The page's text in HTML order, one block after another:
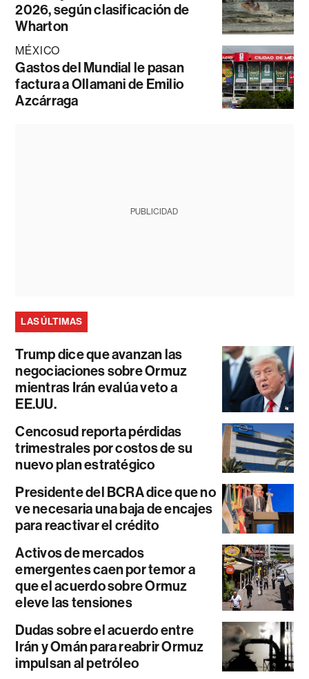
2026, según clasificación de
Wharton
MÉXICO
Gastos del Mundial le pasan
factura a Ollamani de Emilio
Azcárraga
PUBLICIDAD
LAS ÚLTIMAS
Trump dice que avanzan las
negociaciones sobre Ormuz
mientras Irán evalúa veto a
EE.UU.
Cencosud reporta pérdidas
trimestrales por costos de su
nuevo plan estratégico
Presidente del BCRA dice que no
ve necesaria una baja de encajes
para reactivar el crédito
Activos de mercados
emergentes caen por temor a
que el acuerdo sobre Ormuz
eleve las tensiones
Dudas sobre el acuerdo entre
Irán y Omán para reabrir Ormuz
impulsan al petróleo